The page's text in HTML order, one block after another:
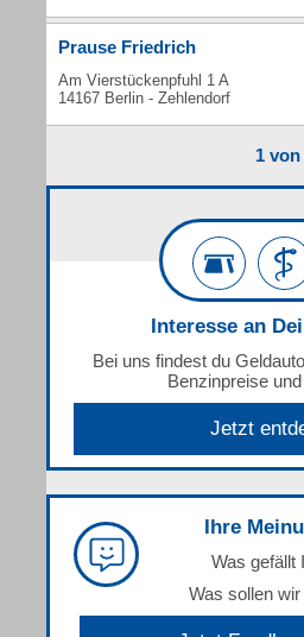
Prause Friedrich
Am Vierstückenpfuhl 1 A
14167 Berlin - Zehlendorf
1 von
Interesse an
Bei uns findest du
Benzinpreise
Jetzt
Ihre
Was gefällt
Was sollen